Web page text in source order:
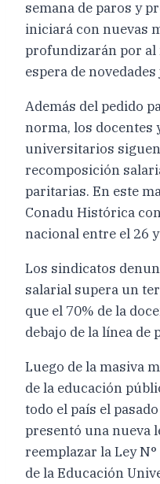
semana de paros y
iniciará con nuevas
profundizarán por al
espera de
Además del pedido
norma, los docentes
universitarios
recomposición
paritarias. En este
Conadu Histórica
nacional entre el 26
Los sindicatos
salarial supera un
que el 70% de la
debajo de la línea de
Luego de la masiva
de la educación
todo el país el
presentó una nueva
reemplazar la Ley
de la Educación